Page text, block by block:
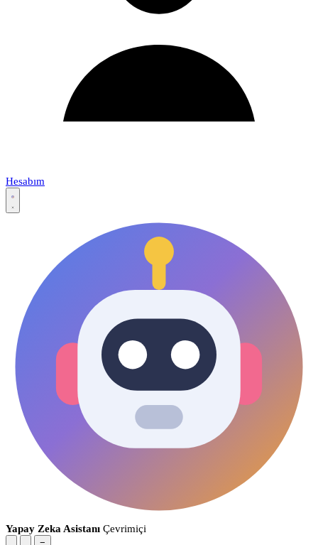
Hesabım
Yapay Zeka Asistanı Çevrimiçi
−